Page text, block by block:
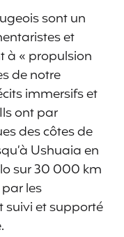
sont un
et
à « propulsion
de notre
immersifs et
ont par
des côtes de
Ushuaia en
sur 30 000 km
les
suivi et supporté